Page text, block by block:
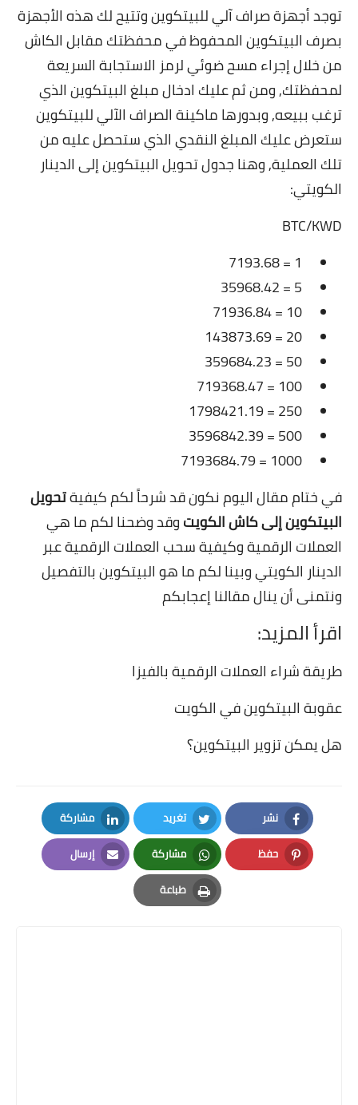
توجد أجهزة صراف آلي للبيتكوين وتتيح لك هذه الأجهزة
بصرف البيتكوين المحفوظ في محفظتك مقابل الكاش
من خلال إجراء مسح ضوئي لرمز الاستجابة السريعة
لمحفظتك, ومن ثم عليك ادخال مبلغ البيتكوين الذي
ترغب ببيعه, وبدورها ماكينة الصراف الآلي للبيتكوين
ستعرض عليك المبلغ النقدي الذي ستحصل عليه من
تلك العملية,وهنا جدول تحويل البيتكوين إلى الدينار
الكويتي:
BTC/KWD
1
=
7193.68
5
=
35968.42
10
=
71936.84
20
=
143873.69
50
=
359684.23
100
=
719368.47
250
=
1798421.19
500
=
3596842.39
1000
=
7193684.79
في ختام مقال اليوم نكون قد شرحاً لكم كيفيةتحويل
البيتكوين إلى كاش الكويتوقد وضحنا لكم ما هي
العملات الرقمية وكيفية سحب العملات الرقمية عبر
الدينار الكويتي وبينا لكم ما هو البيتكوين بالتفصيل
ونتمنى أن ينال مقالنا إعجابكم
اقرأ المزيد:
طريقة شراء العملات الرقمية بالفيزا
عقوبة البيتكوين في الكويت
هل يمكن تزوير البيتكوين؟
نشر
Facebook
تغريد
Twitter
مشاركة
LinkedIn
حفظ
Pinterest
مشاركة
Whatsapp
إرسال
Email
طباعة
Print